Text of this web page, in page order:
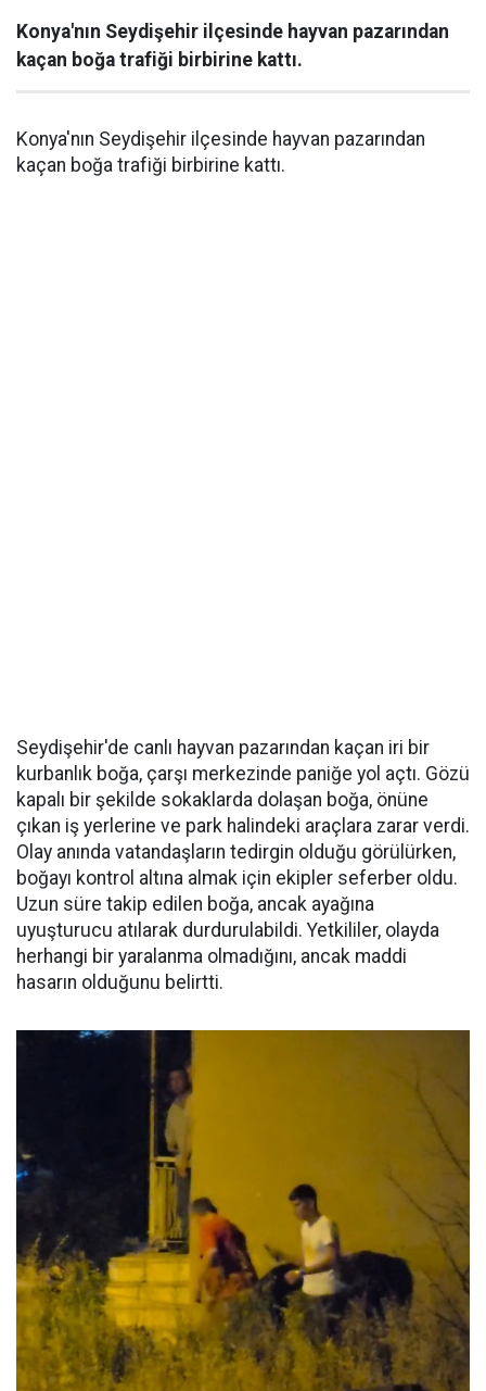
Konya'nın Seydişehir ilçesinde hayvan pazarından
kaçan boğa trafiği birbirine kattı.
Konya'nın Seydişehir ilçesinde hayvan pazarından
kaçan boğa trafiği birbirine kattı.
Seydişehir'de canlı hayvan pazarından kaçan iri bir
kurbanlık boğa, çarşı merkezinde paniğe yol açtı. Gözü
kapalı bir şekilde sokaklarda dolaşan boğa, önüne
çıkan iş yerlerine ve park halindeki araçlara zarar verdi.
Olay anında vatandaşların tedirgin olduğu görülürken,
boğayı kontrol altına almak için ekipler seferber oldu.
Uzun süre takip edilen boğa, ancak ayağına
uyuşturucu atılarak durdurulabildi. Yetkililer, olayda
herhangi bir yaralanma olmadığını, ancak maddi
hasarın olduğunu belirtti.